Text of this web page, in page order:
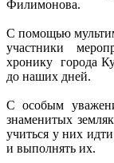
Филимонова.
С помощью
участники
хронику города
до наших дней.
С особым
знаменитых
учиться у них
и выполнять их.